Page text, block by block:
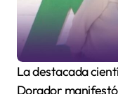
La destacada científica antofagastina Cristina
Dorador